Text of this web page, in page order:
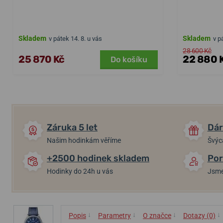
Skladem v pátek 14. 8. u vás
25 870 Kč Do košíku
Skladem v
28 600 Kč
22 880
Záruka 5 let
Našim hodinkám věříme
+2500 hodinek skladem
Hodinky do 24h u vás
Popis ↓ Parametry ↓ O značce ↓ Dotazy (0) ↓